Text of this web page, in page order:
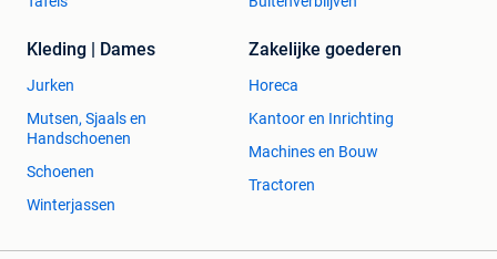
Kleding | Dames
Jurken
Mutsen, Sjaals en
Handschoenen
Schoenen
Winterjassen
Zakelijke goederen
Horeca
Kantoor en Inrichting
Machines en Bouw
Tractoren